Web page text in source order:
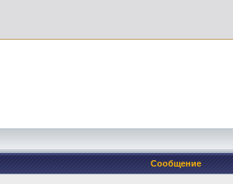
Сообщение